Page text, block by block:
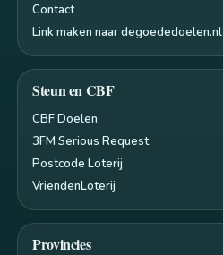
Contact
Link maken naar degoededoelen.nl
Steun en CBF
CBF Doelen
3FM Serious Request
Postcode Loterij
VriendenLoterij
Provincies